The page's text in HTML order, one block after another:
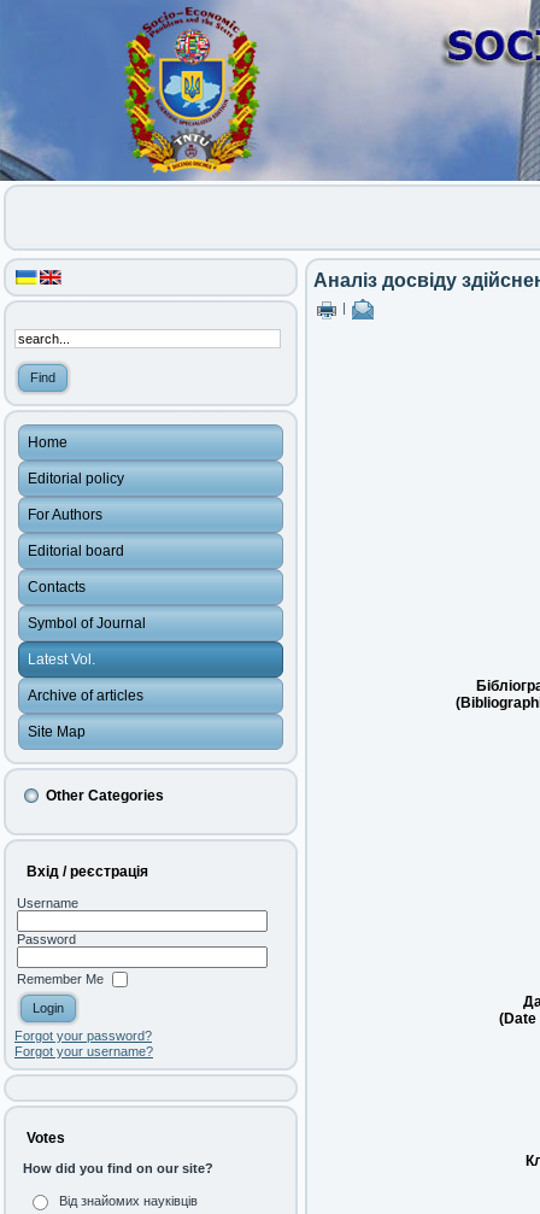
Home
Editorial policy
For Authors
Editorial board
Contacts
Symbol of Journal
Latest Vol.
Archive of articles
Site Map
Other Categories
Вхід / реєстрація
Username
Password
Remember Me
Forgot your password?
Forgot your username?
Votes
How did you find on our site?
Від знайомих науківців
Аналіз досвіду
(Date